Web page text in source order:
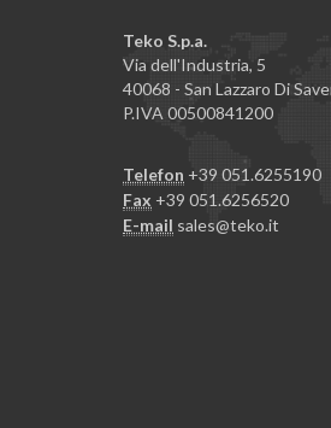
Teko S.p.a.
Via dell'Industria, 5
40068 - San Lazzaro Di
P.IVA 00500841200
Telefon +39 051.6255190
Fax +39 051.6256520
E-mail sales@teko.it